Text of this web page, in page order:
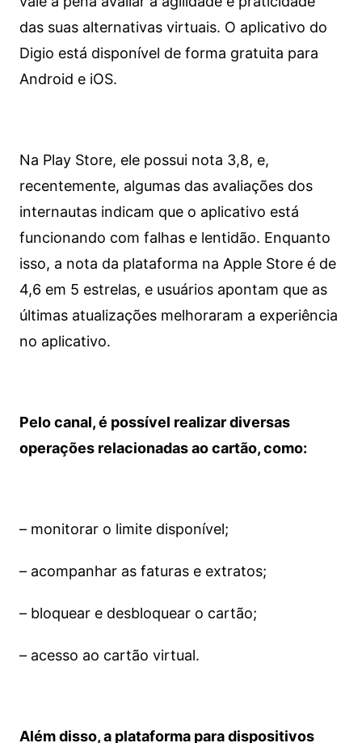
das suas alternativas virtuais. O aplicativo do
Digio está disponível de forma gratuita para
Android e iOS.
Na Play Store, ele possui nota 3,8, e,
recentemente, algumas das avaliações dos
internautas indicam que o aplicativo está
funcionando com falhas e lentidão. Enquanto
isso, a nota da plataforma na Apple Store é de
4,6 em 5 estrelas, e usuários apontam que as
últimas atualizações melhoraram a experiência
no aplicativo.
Pelo canal, é possível realizar diversas
operações relacionadas ao cartão, como:
– monitorar o limite disponível;
– acompanhar as faturas e extratos;
– bloquear e desbloquear o cartão;
– acesso ao cartão virtual.
Além disso, a plataforma para dispositivos